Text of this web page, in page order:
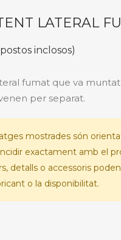
LATERAL
inclosos)
fumat que va muntat
per separat.
mostrades són
exactament amb el
detalls o accessoris
o la disponibilitat.